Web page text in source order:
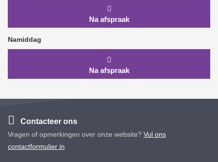
Na afspraak
Namiddag
Na afspraak
Contacteer ons
Vragen of opmerkingen over onze website? Vul ons
contactformulier in